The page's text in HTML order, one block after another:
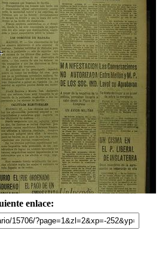
enlace: